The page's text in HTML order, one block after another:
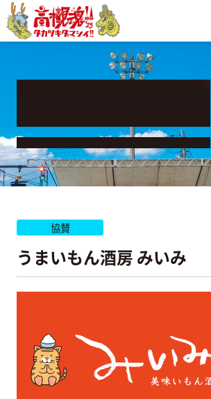
SPONSOR
協賛企業
協賛
うまいもん酒房 みいみ